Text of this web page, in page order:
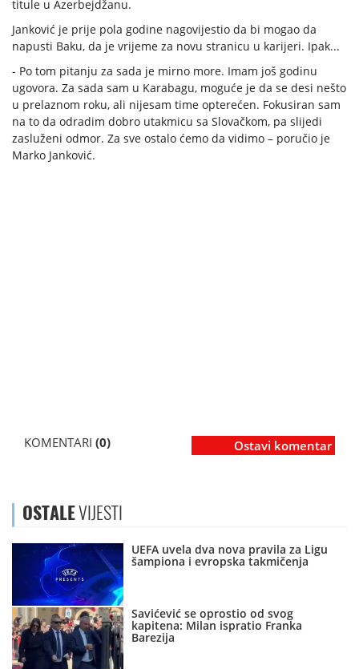
titule u Azerbejdžanu.
Janković je prije pola godine nagovijestio da bi mogao da
napusti Baku, da je vrijeme za novu stranicu u karijeri. Ipak...
- Po tom pitanju za sada je mirno more. Imam još godinu
ugovora. Za sada sam u Karabagu, moguće je da se desi nešto
u prelaznom roku, ali nijesam time opterećen. Fokusiran sam
na to da odradim dobro utakmicu sa Slovačkom, pa slijedi
zasluženi odmor. Za sve ostalo ćemo da vidimo – poručio je
Marko Janković.
KOMENTARI (0) Ostavi komentar
OSTALEVIJESTI
UEFA uvela dva nova pravila za Ligu
šampiona i evropska takmičenja
Savićević se oprostio od svog
kapitena: Milan ispratio Franka
Barezija